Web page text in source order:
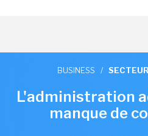
BUSINESS /
L'administration
manque de